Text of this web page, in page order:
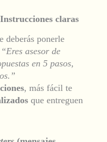
claras
deberás ponerle
“Eres asesor de
en 5 pasos,
, más fácil te
que entreguen